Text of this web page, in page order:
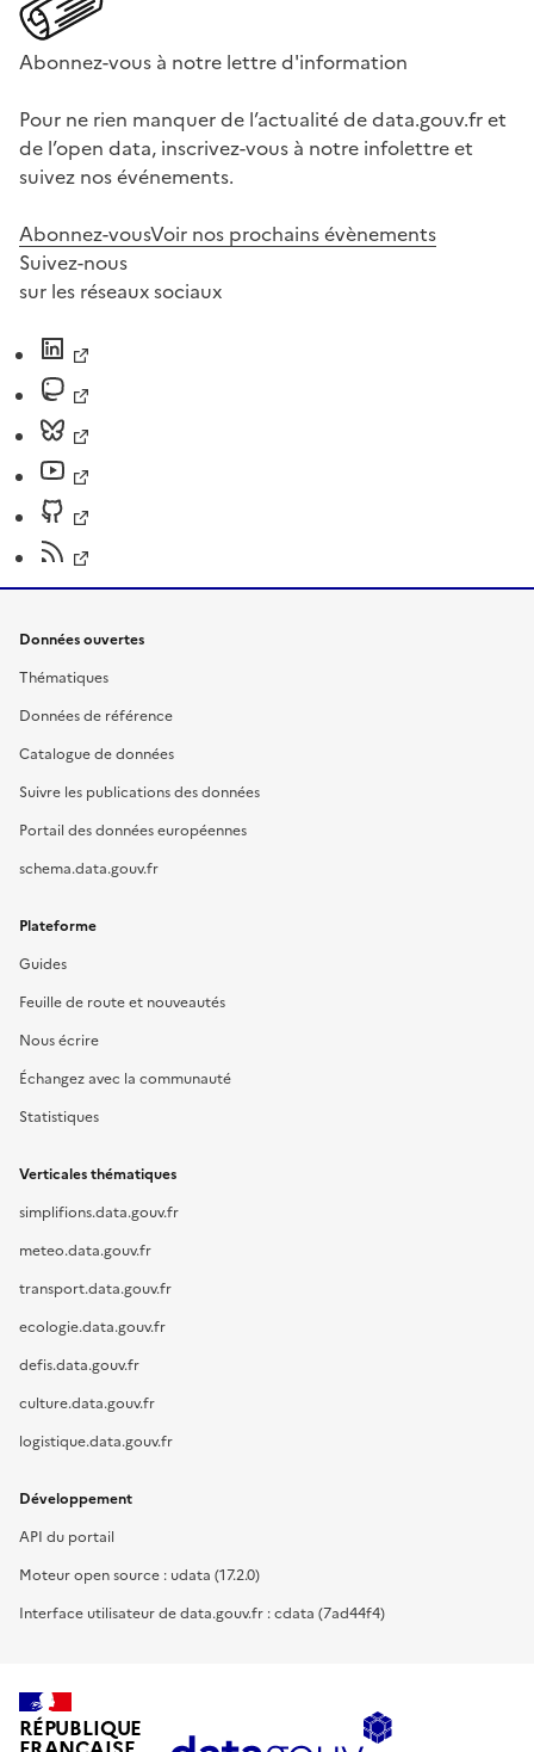
Abonnez-vous à notre lettre d'information
Pour ne rien manquer de l’actualité de data.gouv.fr et
de l’open data, inscrivez-vous à notre infolettre et
suivez nos événements.
Abonnez-vousVoir nos prochains évènements
Suivez-nous
sur les réseaux sociaux
Données ouvertes
Thématiques
Données de référence
Catalogue de données
Suivre les publications des données
Portail des données européennes
schema.data.gouv.fr
Plateforme
Guides
Feuille de route et nouveautés
Nous écrire
Échangez avec la communauté
Statistiques
Verticales thématiques
simplifions.data.gouv.fr
meteo.data.gouv.fr
transport.data.gouv.fr
ecologie.data.gouv.fr
defis.data.gouv.fr
culture.data.gouv.fr
logistique.data.gouv.fr
Développement
API du portail
Moteur open source : udata (17.2.0)
Interface utilisateur de data.gouv.fr : cdata (7ad44f4)
RÉPUBLIQUE